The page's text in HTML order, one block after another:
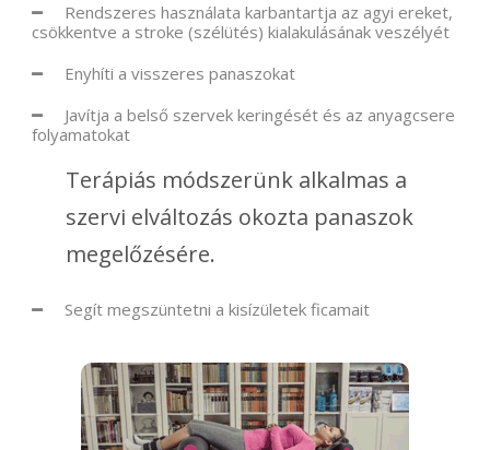
Rendszeres használata karbantartja az agyi ereket,
csökkentve a stroke (szélütés) kialakulásának veszélyét
Enyhíti a visszeres panaszokat
Javítja a belső szervek keringését és az anyagcsere
folyamatokat
Terápiás módszerünk alkalmas a
szervi elváltozás okozta panaszok
megelőzésére.
Segít megszüntetni a kisízületek ficamait